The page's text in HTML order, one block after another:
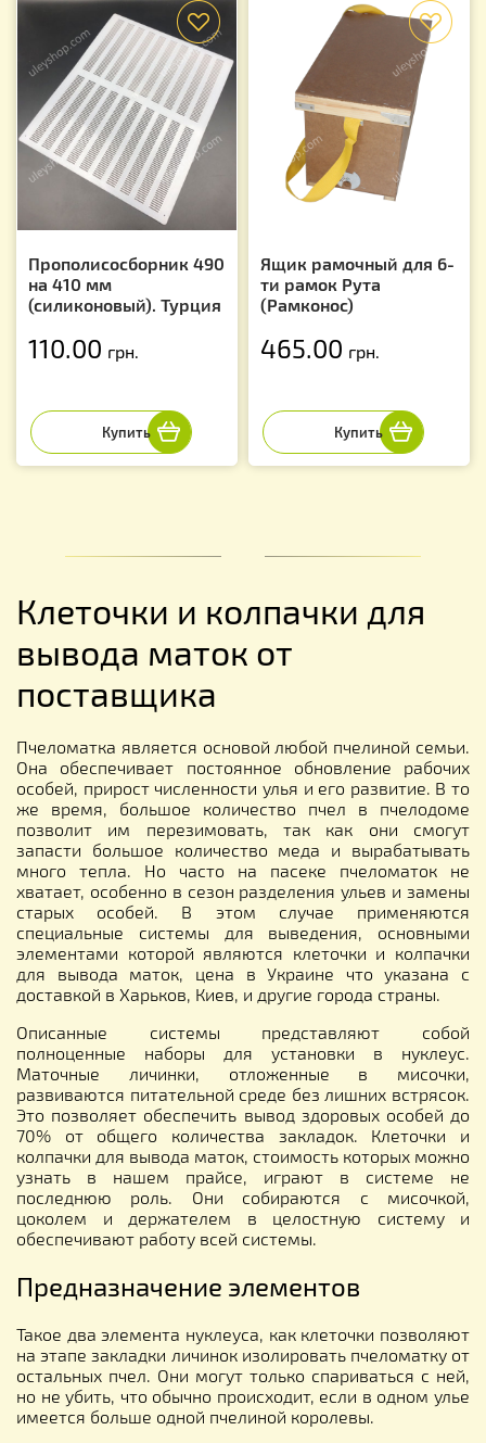
Прополисосборник 490
на 410 мм
(силиконовый). Турция
110.00 грн.
Ящик рамочный для 6-
ти рамок Рута
(Рамконос)
465.00 грн.
Клеточки и колпачки для
вывода маток от
поставщика
Пчеломатка является основой любой пчелиной семьи.
Она обеспечивает постоянное обновление рабочих
особей, прирост численности улья и его развитие. В то
же время, большое количество пчел в пчелодоме
позволит им перезимовать, так как они смогут
запасти большое количество меда и вырабатывать
много тепла. Но часто на пасеке пчеломаток не
хватает, особенно в сезон разделения ульев и замены
старых особей. В этом случае применяются
специальные системы для выведения, основными
элементами которой являются клеточки и колпачки
для вывода маток, цена в Украине что указана с
доставкой в Харьков, Киев, и другие города страны.
Описанные системы представляют собой
полноценные наборы для установки в нуклеус.
Маточные личинки, отложенные в мисочки,
развиваются питательной среде без лишних встрясок.
Это позволяет обеспечить вывод здоровых особей до
70% от общего количества закладок. Клеточки и
колпачки для вывода маток, стоимость которых можно
узнать в нашем прайсе, играют в системе не
последнюю роль. Они собираются с мисочкой,
цоколем и держателем в целостную систему и
обеспечивают работу всей системы.
Предназначение элементов
Такое два элемента нуклеуса, как клеточки позволяют
на этапе закладки личинок изолировать пчеломатку от
остальных пчел. Они могут только спариваться с ней,
но не убить, что обычно происходит, если в одном улье
имеется больше одной пчелиной королевы.